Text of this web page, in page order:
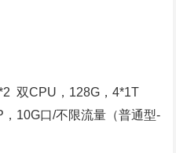
双CPU，128G，4*1T
10G口/不限流量（普通型-